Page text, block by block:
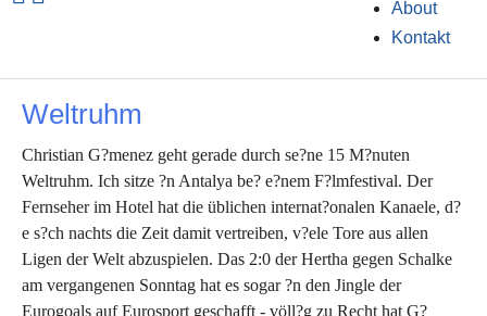
About
Kontakt
Weltruhm
Christian G?menez geht gerade durch se?ne 15 M?nuten
Weltruhm. Ich sitze ?n Antalya be? e?nem F?lmfestival. Der
Fernseher im Hotel hat die üblichen internat?onalen Kanaele, d?
e s?ch nachts die Zeit damit vertreiben, v?ele Tore aus allen
Ligen der Welt abzuspielen. Das 2:0 der Hertha gegen Schalke
am vergangenen Sonntag hat es sogar ?n den Jingle der
Eurogoals auf Eurosport geschafft - völl?g zu Recht hat G?